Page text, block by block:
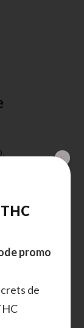
promo
de